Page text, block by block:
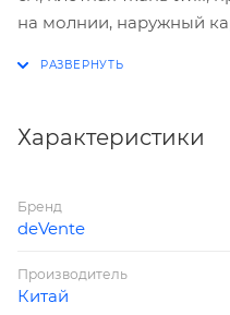
на молнии, наружный
Характеристики
Бренд
deVente
Производитель
Китай